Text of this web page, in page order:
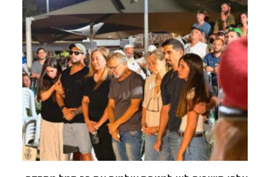
חצבה. פצועים
איציק נועם מייסד מקומו ערב ערב נפטר